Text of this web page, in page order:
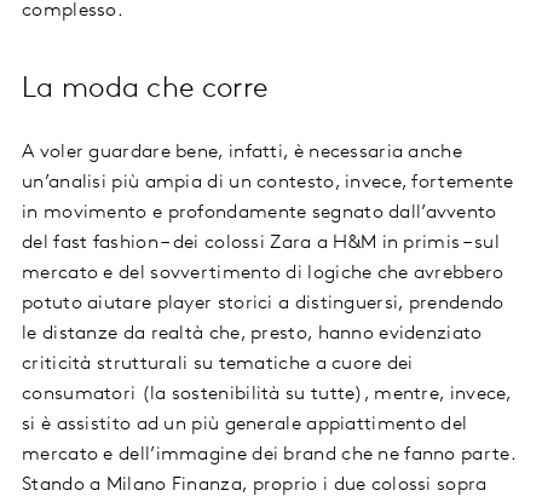
complesso.
La moda che corre
A voler guardare bene, infatti, è necessaria anche
un’analisi più ampia di un contesto, invece, fortemente
in movimento e profondamente segnato dall’avvento
del fast fashion – dei colossi Zara a H&M in primis – sul
mercato e del sovvertimento di logiche che avrebbero
potuto aiutare player storici a distinguersi, prendendo
le distanze da realtà che, presto, hanno evidenziato
criticità strutturali su tematiche a cuore dei
consumatori (la sostenibilità su tutte), mentre, invece,
si è assistito ad un più generale appiattimento del
mercato e dell’immagine dei brand che ne fanno parte.
Stando a Milano Finanza, proprio i due colossi sopra